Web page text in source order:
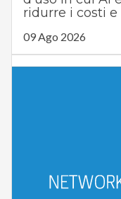
ridurre i costi
09 Ago 2026